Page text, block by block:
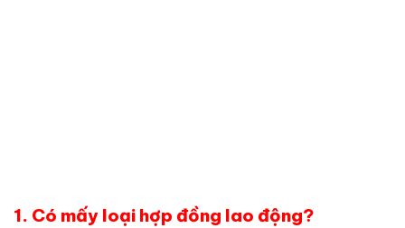
1. Có mấy loại hợp đồng lao động?